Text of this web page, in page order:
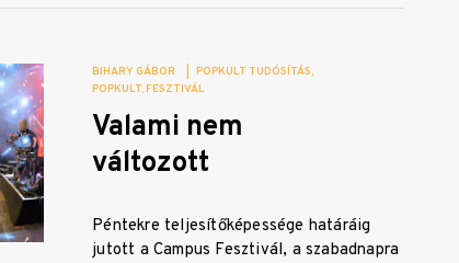
BIHARY GÁBOR
POPKULT TUDÓSÍTÁS
POPKULT FESZTIVÁL
Valami nem
változott
Péntekre teljesítőképessége határáig
jutott a Campus Fesztivál, a szabadnapra